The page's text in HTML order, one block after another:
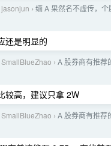
› 缅 A 果然名不虚传，个
还是明显的
› A 股券商有推荐
较高，建议只拿 2W
› A 股券商有推荐